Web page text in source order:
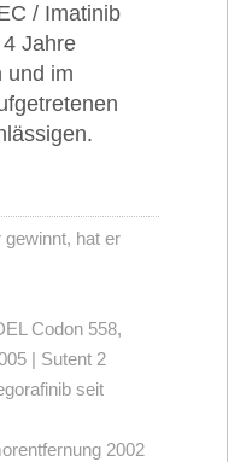
/ Imatinib
Jahre
und im
gewinnt, hat er
Codon 558,
| Sutent 2
seit
2002